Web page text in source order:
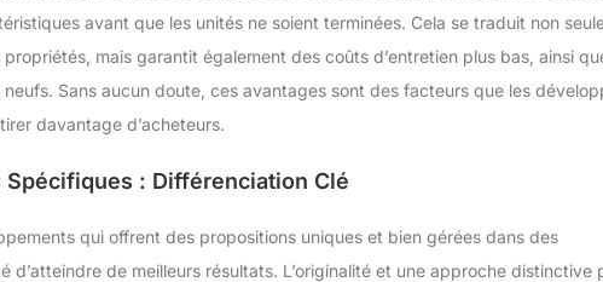
avant que les unités ne soient terminées. Cela se traduit non
mais garantit également des coûts d’entretien plus bas, ainsi
Sans aucun doute, ces avantages sont des facteurs que les
davantage d’acheteurs.
: Différenciation Clé
qui offrent des propositions uniques et bien gérées dans des
de meilleurs résultats. L’originalité et une approche distinctive